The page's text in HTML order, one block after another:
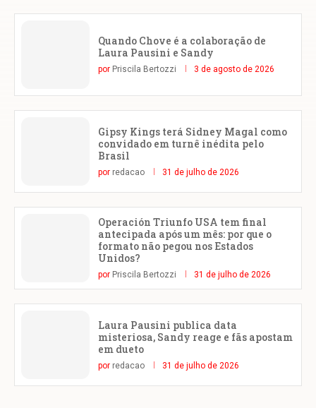
Quando Chove é a colaboração de
Laura Pausini e Sandy
por Priscila Bertozzi 3 de agosto de 2026
Gipsy Kings terá Sidney Magal como
convidado em turnê inédita pelo
Brasil
por redacao 31 de julho de 2026
Operación Triunfo USA tem final
antecipada após um mês: por que o
formato não pegou nos Estados
Unidos?
por Priscila Bertozzi 31 de julho de 2026
Laura Pausini publica data
misteriosa, Sandy reage e fãs apostam
em dueto
por redacao 31 de julho de 2026